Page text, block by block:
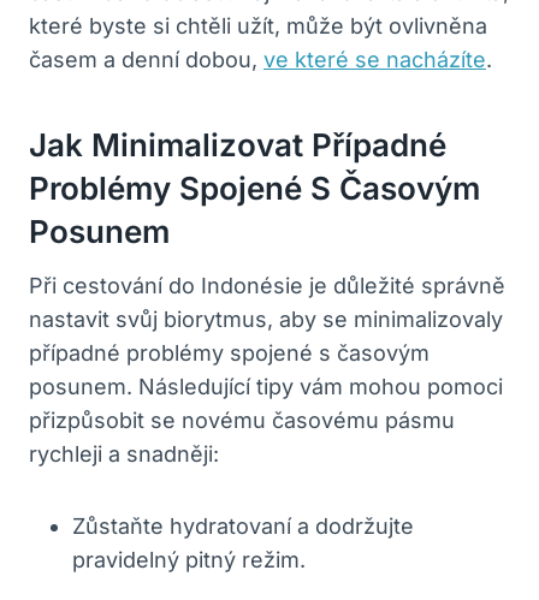
které‍ byste si chtěli užít, může být ⁣ovlivněna
časem a denní dobou, ve které se nacházíte.
Jak Minimalizovat Případné
⁢problémy‍ Spojené S​ Časovým⁣
Posunem
Při cestování do ​Indonésie je důležité správně
nastavit svůj ‍biorytmus, aby se minimalizovaly
případné problémy spojené s časovým
posunem. Následující tipy vám mohou‍ pomoci
přizpůsobit se novému‌ časovému⁤ pásmu
rychleji a snadněji:
Zůstaňte hydratovaní a dodržujte
pravidelný pitný režim.